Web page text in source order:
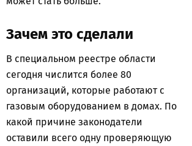
Зачем это сделали
В специальном реестре области
сегодня числится более 80
организаций, которые работают с
газовым оборудованием в домах. По
какой причине законодатели
оставили всего одну проверяющую